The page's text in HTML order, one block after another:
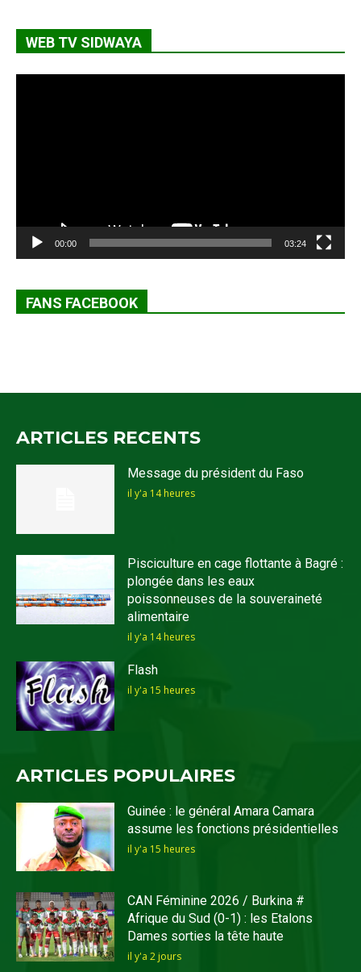
WEB TV SIDWAYA
00:00 03:24
FANS FACEBOOK
ARTICLES RECENTS
Message du président du Faso
il y'a 14 heures
Pisciculture en cage flottante à Bagré :
plongée dans les eaux
poissonneuses de la souveraineté
alimentaire
il y'a 14 heures
Flash
il y'a 15 heures
ARTICLES POPULAIRES
Guinée : le général Amara Camara
assume les fonctions présidentielles
il y'a 15 heures
CAN Féminine 2026 / Burkina #
Afrique du Sud (0-1) : les Etalons
Dames sorties la tête haute
il y'a 2 jours